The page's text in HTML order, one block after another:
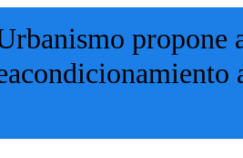
propone